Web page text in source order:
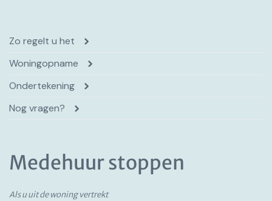
Zo regelt u het
Woningopname
Ondertekening
Nog vragen?
Medehuur stoppen
Als u uit de woning vertrekt